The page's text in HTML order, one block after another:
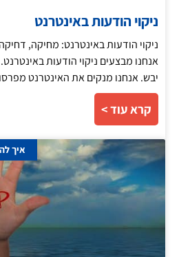
ניקוי הודעות באינטרנט
ניקוי הודעות באינטרנט: מחיקה,
אנחנו מבצעים ניקוי הודעות באינטרנט.
יבש. אנחנו מנקים את האינטרנט
קרא עוד >
איך